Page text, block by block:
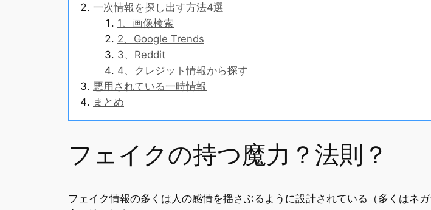
一次情報を探し出す方法4選
1、画像検索
2、Google Trends
3、Reddit
4、クレジット情報から探す
悪用されている一時情報
まとめ
フェイクの持つ魔力？法則？
フェイク情報の多くは人の感情を揺さぶるように設計されている（多くはネ